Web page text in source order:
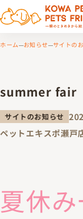
ホーム お知らせ サイトの
summer fair
サイトのお知らせ
ペットエキスポ瀬戸
夏休